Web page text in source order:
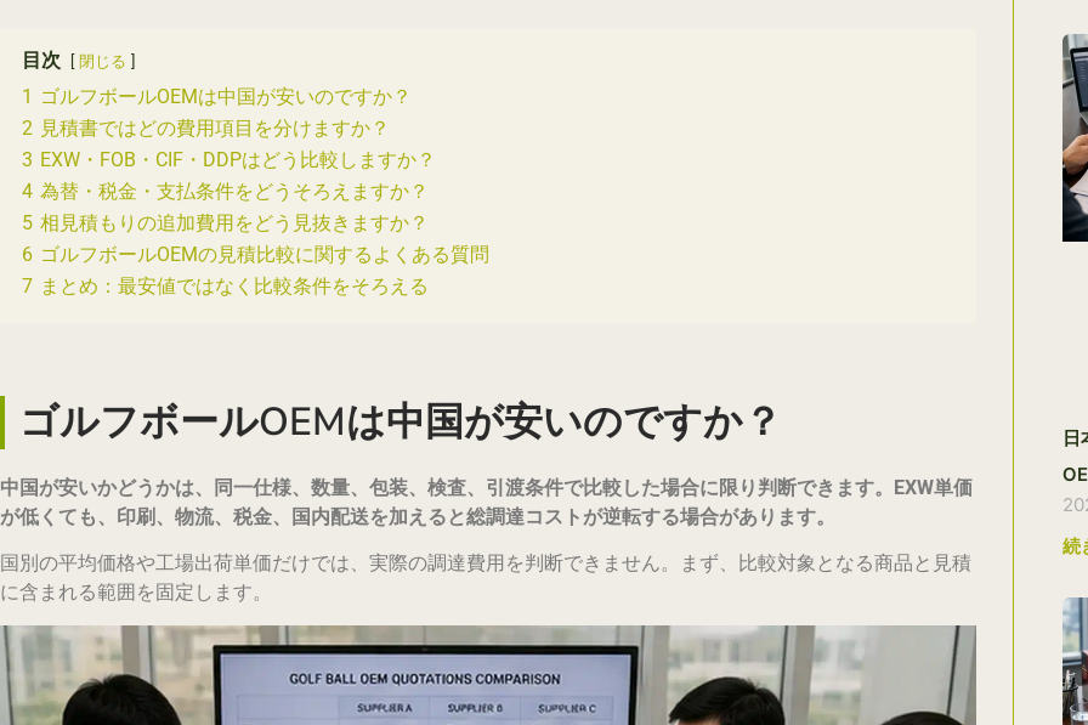
目次 閉じる
1 ゴルフボールOEMは中国が安いのですか？
2 見積書ではどの費用項目を分けますか？
3 EXW・FOB・CIF・DDPはどう比較しますか？
4 為替・税金・支払条件をどうそろえますか？
5 相見積もりの追加費用をどう見抜きますか？
6 ゴルフボールOEMの見積比較に関するよくある質問
7 まとめ：最安値ではなく比較条件をそろえる
ゴルフボールOEMは中国が安いのですか？
中国が安いかどうかは、同一仕様、数量、包装、検査、引渡条件で比較した場合に限り判断できます。EXW単価
が低くても、印刷、物流、税金、国内配送を加えると総調達コストが逆転する場合があります。
国別の平均価格や工場出荷単価だけでは、実際の調達費用を判断できません。まず、比較対象となる商品と見積
に含まれる範囲を固定します。
続